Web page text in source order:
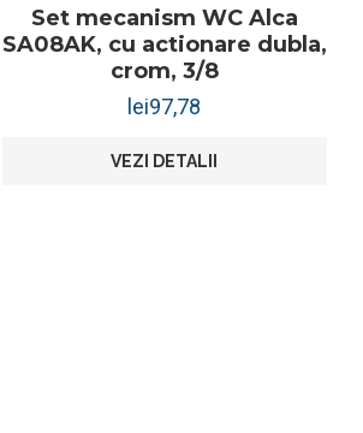
Set mecanism WC Alca
SA08AK, cu actionare dubla,
crom, 3/8
lei97,78
VEZI DETALII